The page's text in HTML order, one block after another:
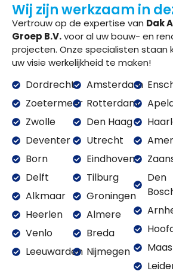
Wij zijn werkzaam in
Vertrouw op de expertise van Dak
Groep B.V.voor al uw bouw- en
projecten. Onze specialisten staan
uw visie werkelijkheid te maken!
Dordrecht
Zoetermeer
Zwolle
Deventer
Born
Delft
Alkmaar
Heerlen
Venlo
Leeuwarden
Amsterdam
Rotterdam
Den Haag
Utrecht
Eindhoven
Tilburg
Groningen
Almere
Breda
Nijmegen
Den